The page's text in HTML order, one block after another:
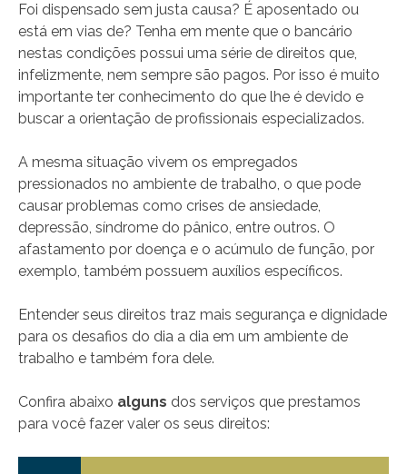
Foi dispensado sem justa causa? É aposentado ou
está em vias de? Tenha em mente que o bancário
nestas condições possui uma série de direitos que,
infelizmente, nem sempre são pagos. Por isso é muito
importante ter conhecimento do que lhe é devido e
buscar a orientação de profissionais especializados.
A mesma situação vivem os empregados
pressionados no ambiente de trabalho, o que pode
causar problemas como crises de ansiedade,
depressão, síndrome do pânico, entre outros. O
afastamento por doença e o acúmulo de função, por
exemplo, também possuem auxílios específicos.
Entender seus direitos traz mais segurança e dignidade
para os desafios do dia a dia em um ambiente de
trabalho e também fora dele.
Confira abaixo alguns dos serviços que prestamos
para você fazer valer os seus direitos: